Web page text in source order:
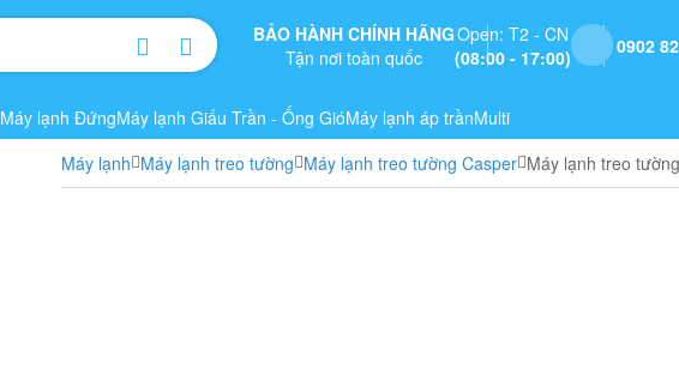
BẢO HÀNH CHÍNH HÃNG
Tận nơi toàn quốc
Open: T2 - CN
(08:00 - 17:00)
0902
Máy lạnh ĐứngMáy lạnh Giấu Trần - Ống GióMáy lạnh áp trầnMulti
Máy lạnh Máy lạnh treo tường Máy lạnh treo tường Casper Máy lạnh treo